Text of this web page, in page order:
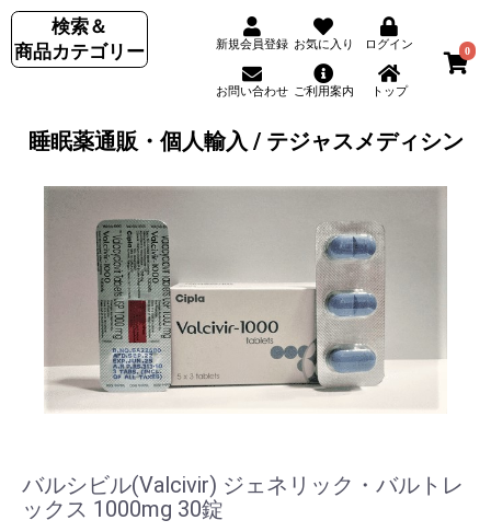
検索＆
商品カテゴリー
新規会員登録 お気に入り ログイン
お問い合わせ ご利用案内 トップ
0
睡眠薬通販・個人輸入 / テジャスメディシン
バルシビル(Valcivir) ジェネリック・バルトレ
ックス 1000mg 30錠